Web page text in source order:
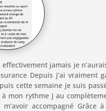
jamais je
Depuis j’ai vraiment
cette semaine je suis
mon rythme J au
accompagné Grâce